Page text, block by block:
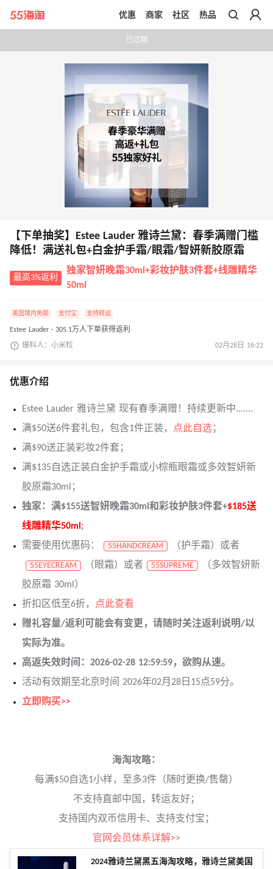
带你去官网买正品
优惠 商家 社区 热品
已过期
【下单抽奖】Estee Lauder 雅诗兰黛：春季满赠门槛
降低！满送礼包+白金护手霜/眼霜/智妍新胶原霜
最高3%返利
独家智妍晚霜30ml+彩妆护肤3件套+线雕精华
50ml
美国境内免邮 支付宝 支持转运
Estee Lauder · 305.1万人下单获得返利
爆料人：小米粒 02月28日 16:22
优惠介绍
Estee Lauder 雅诗兰黛 现有春季满赠！持续更新中.......
满$50送6件套礼包，包含1件正装，
点此自选；
满$90送正装彩妆2件套；
满$135自选正装白金护手霜或小棕瓶眼霜或多效智妍新
胶原霜30ml；
独家：满$155送智妍晚霜30ml和彩妆护肤3件套+$185送
线雕精华50ml ;
需要使用优惠码：
55HANDCREAM （护手霜）或者
55EYECREAM （眼霜）或者 55SUPREME
（多效智妍新
胶原霜 30ml）
折扣区低至6折，
点此查看
赠礼容量/返利可能会有变更，请随时关注返利说明/以
实际为准。
高返失效时间：2026-02-28 12:59:59，欲购从速。
活动有效期至北京时间 2026年02月28日15点59分。
立即购买>>
海淘攻略：
每满$50自选1小样，至多3件（随时更换/售罄）
不支持直邮中国，转运友好；
支持国内双币信用卡、支持支付宝；
官网会员体系详解>>
2024雅诗兰黛黑五海淘攻略，雅诗兰黛美国